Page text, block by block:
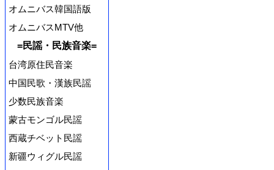
オムニバス韓国語版
オムニバスMTV他
=民謡・民族音楽=
台湾原住民音楽
中国民歌・漢族民謡
少数民族音楽
蒙古モンゴル民謡
西蔵チベット民謡
新疆ウィグル民謡